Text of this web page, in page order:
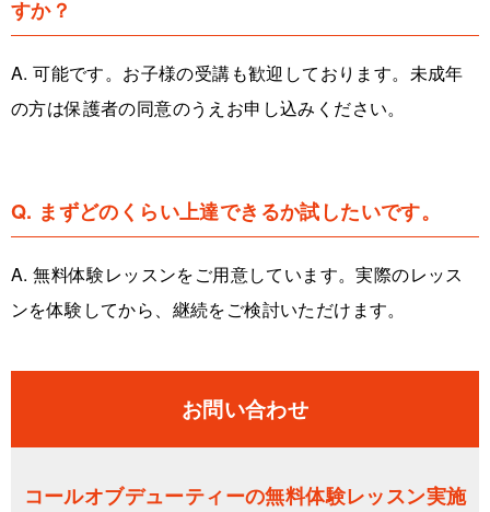
すか？
A. 可能です。お子様の受講も歓迎しております。未成年
の方は保護者の同意のうえお申し込みください。
Q. まずどのくらい上達できるか試したいです。
A. 無料体験レッスンをご用意しています。実際のレッス
ンを体験してから、継続をご検討いただけます。
お問い合わせ
コールオブデューティーの無料体験レッスン実施